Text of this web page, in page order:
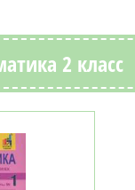
2 класс